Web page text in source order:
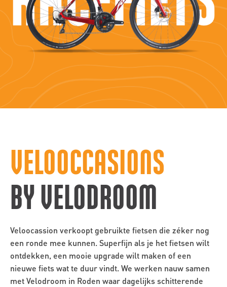
VELOOCCASIONS
BY VELODROOM
Veloocassion verkoopt gebruikte fietsen die zéker nog
een ronde mee kunnen. Superfijn als je het fietsen wilt
ontdekken, een mooie upgrade wilt maken of een
nieuwe fiets wat te duur vindt. We werken nauw samen
met Velodroom in Roden waar dagelijks schitterende